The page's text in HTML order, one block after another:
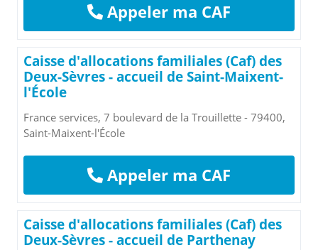
Appeler ma CAF
Caisse d'allocations familiales (Caf) des
Deux-Sèvres - accueil de Saint-Maixent-
l'École
France services, 7 boulevard de la Trouillette - 79400,
Saint-Maixent-l'École
Appeler ma CAF
Caisse d'allocations familiales (Caf) des
Deux-Sèvres - accueil de Parthenay